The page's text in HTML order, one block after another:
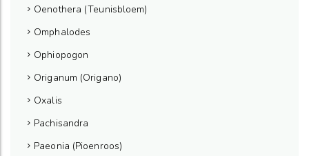
Oenothera (Teunisbloem)
Omphalodes
Ophiopogon
Origanum (Origano)
Oxalis
Pachisandra
Paeonia (Pioenroos)